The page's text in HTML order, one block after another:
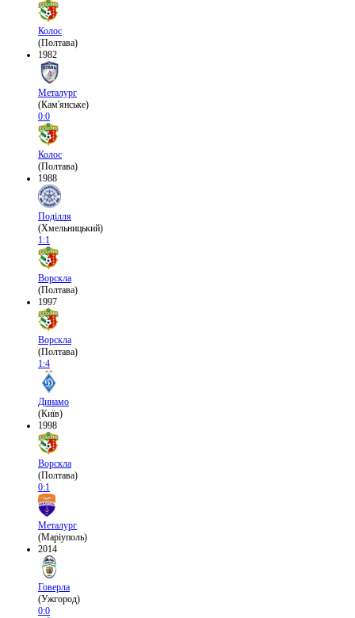
Колос
(Полтава)
1982
Металург
(Кам'янське)
0:0
Колос
(Полтава)
1988
Поділля
(Хмельницький)
1:1
Ворскла
(Полтава)
1997
Ворскла
(Полтава)
1:4
Динамо
(Київ)
1998
Ворскла
(Полтава)
0:1
Металург
(Маріуполь)
2014
Говерла
(Ужгород)
0:0